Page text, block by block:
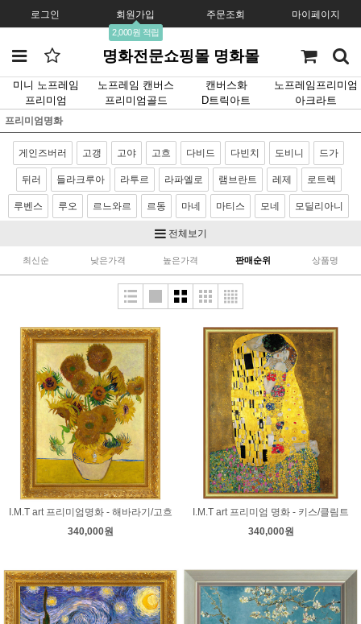
로그인 회원가입
2,000원 적립
주문조회 마이페이지
명화전문쇼핑몰 명화몰
미니 노프레임 노프레임 캔버스 캔버스화
노프레임프리미엄
프리미엄
프리미엄골드 D트릭아트 아크라트
프리미엄명화
게인즈버러 고갱 고야 고흐 다비드 다빈치 도비니 드가
뒤러 들라크루아 라투르 라파엘로 램브란트 레제 로트렉
루벤스 루오 르느와르 르동 마네 마티스 모네 모딜리아니
미켈란젤로
벨라스케스 보티첼리 부셰 브론치노 브뢰겔 사전트
소로야 쇠라 스텁스 시냑
에곤쉴레 엘그레코 와토
카날레토 카라바죠 카바넬 카사트 카유보트 칸딘스키
컨스터블 코로 코트 쿠르베 클레 클림트 터너 티쏘
티치아노 팡탱 라투르 푸생 프라고나르 프리드리히 피사로
하예츠 호머 호베마 호쿠사이 기타 화가
전체보기
최신순 낮은가격 높은가격 판매순위 상품명
I.M.T art 프리미엄명화 - 해바라기/고흐
340,000원
I.M.T art 프리미엄 명화 - 키스/클림트
340,000원